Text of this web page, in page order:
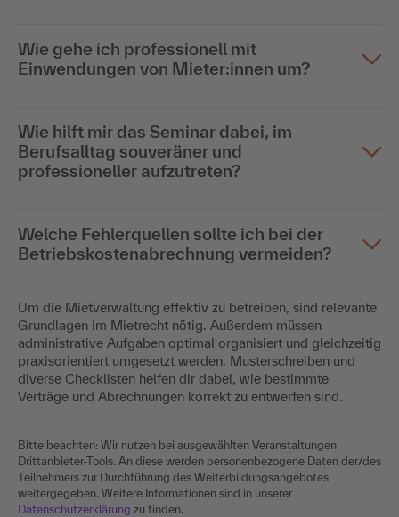
Wie gehe ich professionell mit
Einwendungen von Mieter:innen um?
Wie hilft mir das Seminar dabei, im
Berufsalltag souveräner und
professioneller aufzutreten?
Welche Fehlerquellen sollte ich bei der
Betriebskostenabrechnung vermeiden?
Um die Mietverwaltung effektiv zu betreiben, sind relevante
Grundlagen im Mietrecht nötig. Außerdem müssen
administrative Aufgaben optimal organisiert und gleichzeitig
praxisorientiert umgesetzt werden. Musterschreiben und
diverse Checklisten helfen dir dabei, wie bestimmte
Verträge und Abrechnungen korrekt zu entwerfen sind.
Bitte beachten: Wir nutzen bei ausgewählten Veranstaltungen
Drittanbieter-Tools. An diese werden personenbezogene Daten der/des
Teilnehmers zur Durchführung des Weiterbildungsangebotes
weitergegeben. Weitere Informationen sind in unserer
Datenschutzerklärung zu finden.